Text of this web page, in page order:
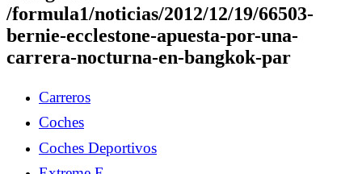
/formula1/noticias/2012/12/19/66503-
bernie-ecclestone-apuesta-por-una-
carrera-nocturna-en-bangkok-par
Carreros
Coches
Coches Deportivos